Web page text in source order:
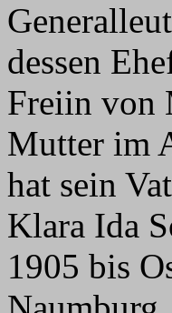
dessen
Freiin von
Mutter im
hat sein
Klara Ida
1905 bis